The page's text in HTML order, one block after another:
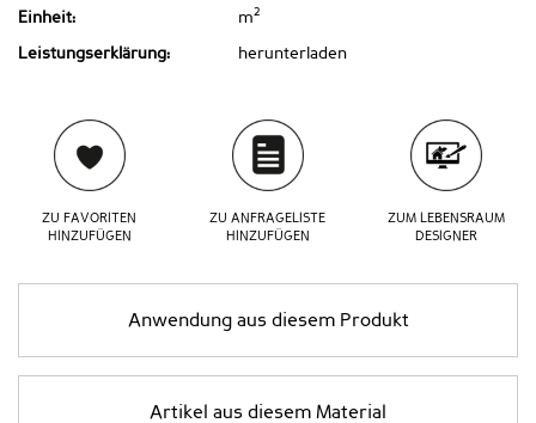
Einheit: m2
Leistungserklärung: herunterladen
ZU FAVORITEN
HINZUFÜGEN
ZU ANFRAGELISTE
HINZUFÜGEN
ZUM LEBENSRAUM
DESIGNER
Anwendung aus diesem Produkt
Artikel aus diesem Material